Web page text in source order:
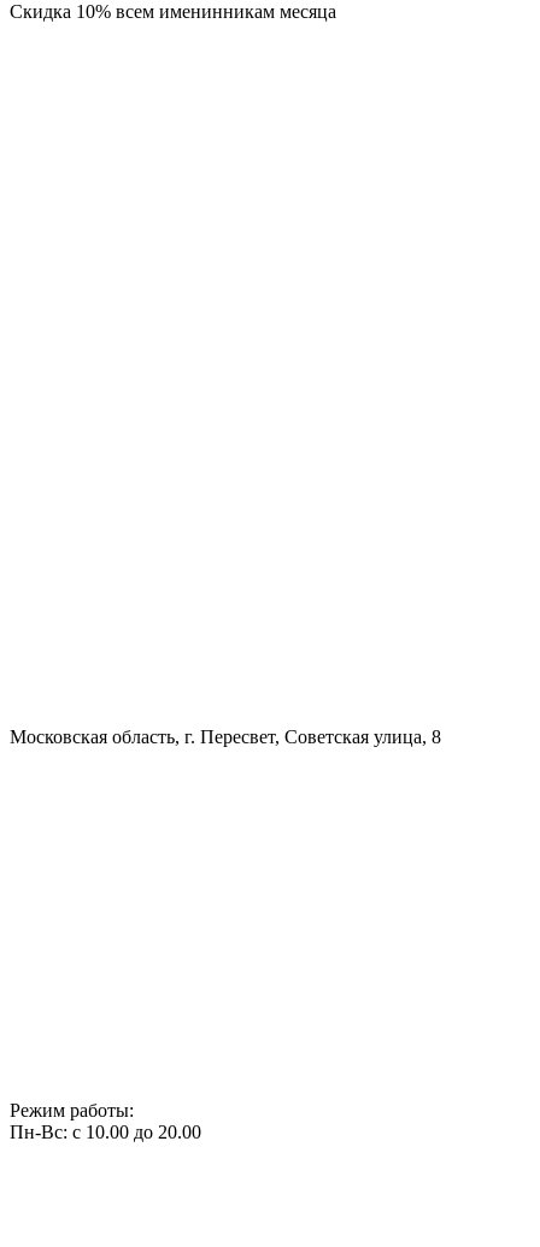
Скидка 10% всем именинникам месяца
Московская область, г. Пересвет, Советская улица, 8
Режим работы:
Пн-Вс: с 10.00 до 20.00